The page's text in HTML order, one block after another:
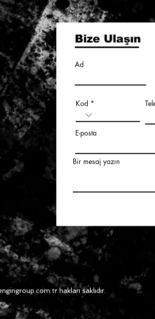
Bize Ulaşın
Ad
Kod
E-posta
Bir mesaj yazın
hakları saklıdır.